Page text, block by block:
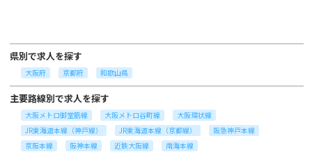
県別で求人を探す
大阪府 京都府 和歌山県
主要路線別で求人を探す
大阪メトロ御堂筋線 大阪メトロ谷町線
大阪環状線
JR東海道本線（神戸線）
JR東海道本線（京都線）
阪急神戸本線
京阪本線
阪神本線 近鉄大阪線 南海本線